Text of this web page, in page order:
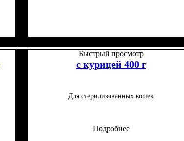
стерилизованныхБыстрый просмотр
с курицей 400 г
Для стерилизованных кошек
Подробнее